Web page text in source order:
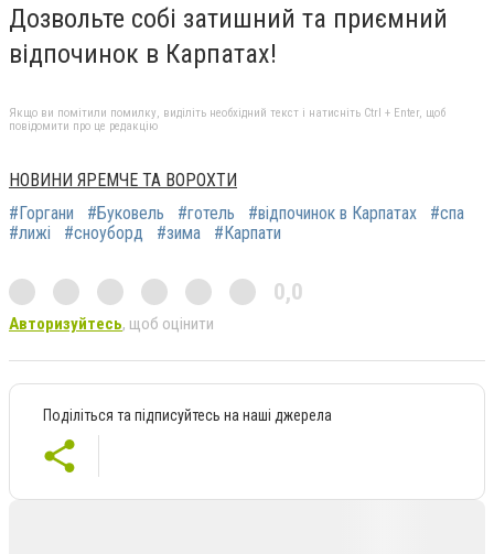
Дозвольте собі затишний та приємний
відпочинок в Карпатах!
Якщо ви помітили помилку, виділіть необхідний текст і натисніть Ctrl + Enter, щоб
повідомити про це редакцію
НОВИНИ ЯРЕМЧЕ ТА ВОРОХТИ
#Горгани
#Буковель #готель #відпочинок в Карпатах
#спа
#лижі
#сноуборд #зима #Карпати
0,0
Авторизуйтесь, щоб оцінити
Поділіться та підписуйтесь на наші джерела